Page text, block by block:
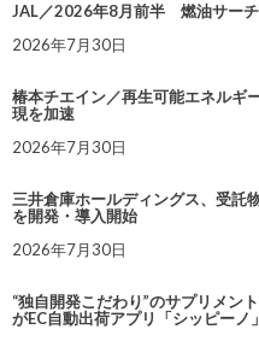
JAL／2026年8月前半 燃油サー
2026年7月30日
椿本チエイン／再生可能エネルギ
現を加速
2026年7月30日
三井倉庫ホールディングス、受託
を開発・導入開始
2026年7月30日
“独自開発こだわり”のサプリメン
がEC自動出荷アプリ「シッピーノ